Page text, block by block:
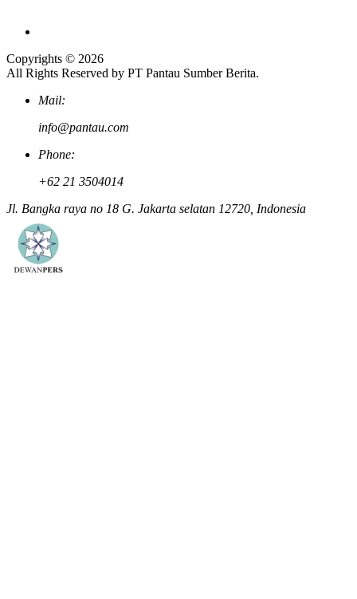
Copyrights © 2026
All Rights Reserved by PT Pantau Sumber Berita.
Mail:
info@pantau.com
Phone:
+62 21 3504014
Jl. Bangka raya no 18 G. Jakarta selatan 12720, Indonesia